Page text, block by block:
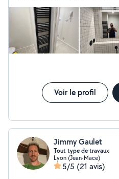
du détecteur de fumée. Je referai
Voir le profil
Jimmy Gaulet
Tout type de travaux
Lyon (Jean-Mace)
5/5 (21 avis)